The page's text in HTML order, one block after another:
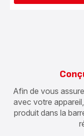
Afin de vous
avec votre
produit dans la